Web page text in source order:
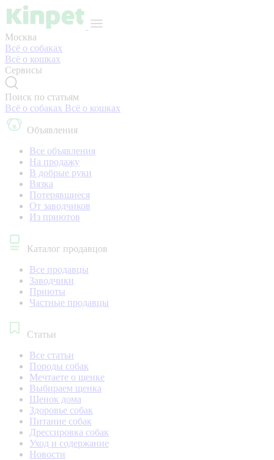
Москва
Всё о собаках
Всё о кошках
Сервисы
Поиск по статьям
Всё о собаках Всё о кошках
Объявления
Все объявления
На продажу
В добрые руки
Вязка
Потерявшиеся
От заводчиков
Из приютов
Каталог продавцов
Все продавцы
Заводчики
Приюты
Частные продавцы
Статьи
Все статьи
Породы собак
Мечтаете о щенке
Выбираем щенка
Щенок дома
Здоровье собак
Питание собак
Дрессировка собак
Уход и содержание
Новости